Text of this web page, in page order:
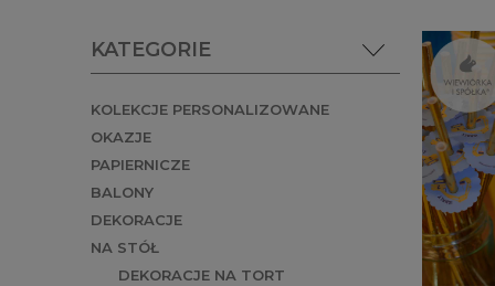
KATEGORIE
KOLEKCJE PERSONALIZOWANE
OKAZJE
PAPIERNICZE
BALONY
DEKORACJE
NA STÓŁ
DEKORACJE NA TORT